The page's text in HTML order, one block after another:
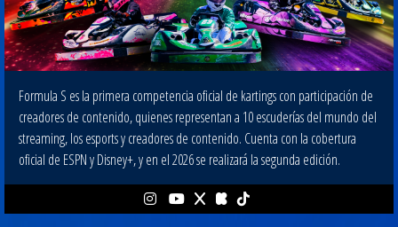
Formula S es la primera competencia oficial de kartings con participación de
creadores de contenido, quienes representan a 10 escuderías del mundo del
streaming, los esports y creadores de contenido. Cuenta con la cobertura
oficial de ESPN y Disney+, y en el 2026 se realizará la segunda edición.